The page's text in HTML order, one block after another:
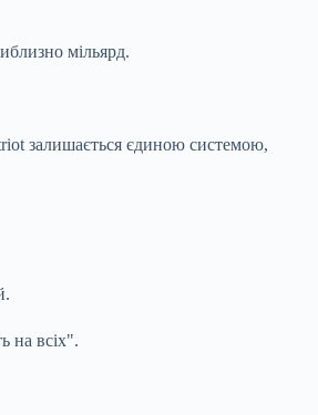
мільярд.
залишається єдиною системою,
на всіх".